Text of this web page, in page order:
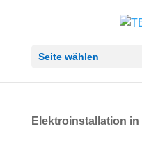
Seite wählen
Elektroinstallation